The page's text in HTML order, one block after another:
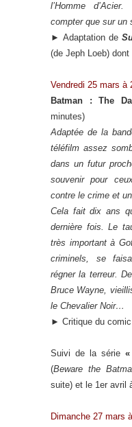
l’Homme
compter que sur un
► Adaptation de
(de Jeph Loeb)
Vendredi 25 mars à
Batman : The
minutes)
Adaptée de la
téléfilm assez
dans un futur
souvenir pour
contre le crime et
Cela fait dix ans
dernière fois. Le
très important à
criminels, se
régner la terreur.
Bruce Wayne,
le Chevalier Noir…
► Critique du comic
Suivi de la série
(Beware the
suite) et le 1er avril
Dimanche 27 mars